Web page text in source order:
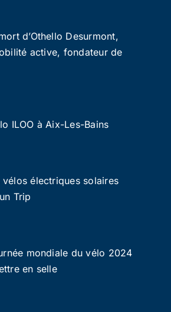
d’Othello Desurmont,
active, fondateur de
ILOO à Aix-Les-Bains
électriques solaires
Trip
mondiale du vélo 2024
en selle